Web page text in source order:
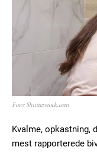
Foto: Shutterstock.com
Kvalme, opkastning,
mest rapporterede